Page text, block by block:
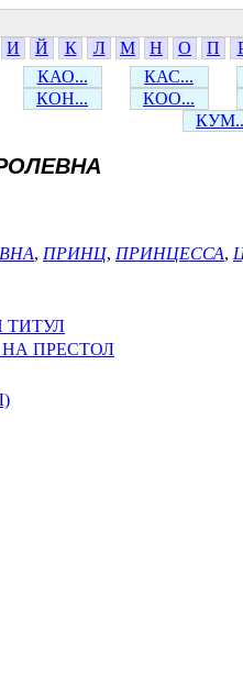
И Й К Л М Н О П
КАО...
КАС...
КОН...
КОО...
, ПРИНЦ, ПРИНЦЕССА,
ТИТУЛ
ПРЕСТОЛ